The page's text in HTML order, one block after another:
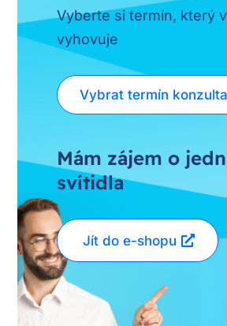
Vyberte si termín, který
vyhovuje
Vybrat termín
Mám zájem o
svítidla
Jít do e-shopu